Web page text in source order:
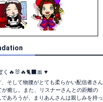
🔥🐰🔥🐈‍⬛🎀 ♥️
そして物腰がとても柔らかい配信者さん
癒し。また、リスナーさんとの距離の
あろうが、まりあんさんは親しみを持っ